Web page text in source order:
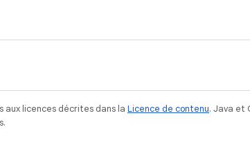
aux licences décrites dans la Licence de contenu. Java et